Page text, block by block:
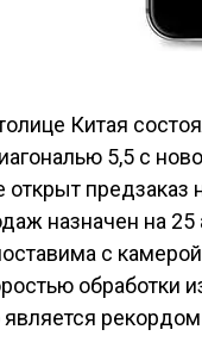
Китая
5,5 с
открыт
назначен на 25
с
обработки
является